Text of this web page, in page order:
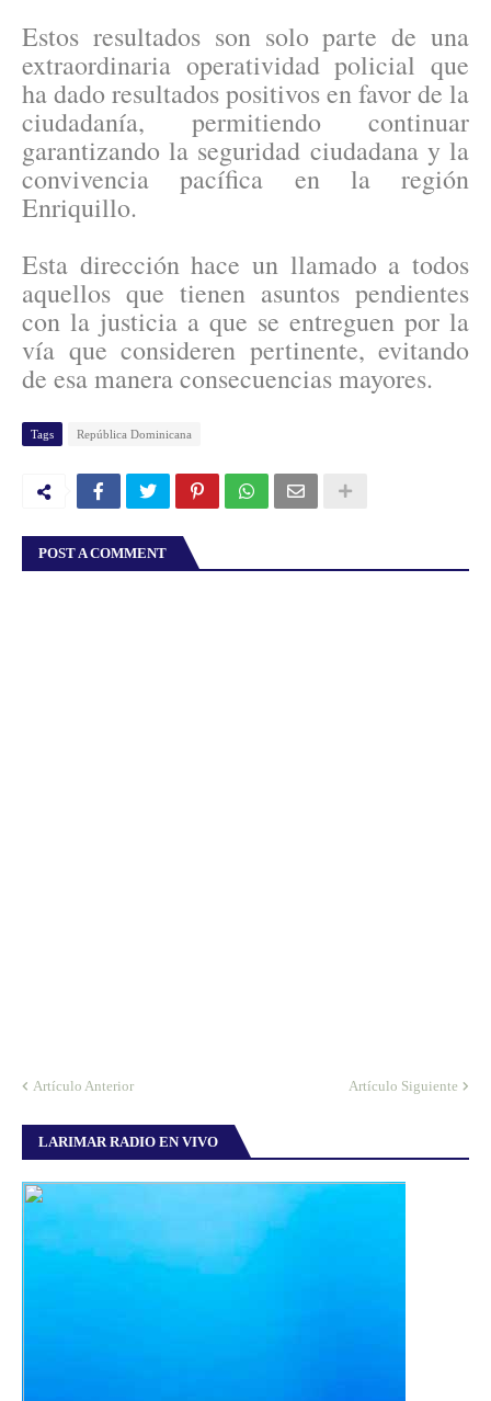
Estos resultados son solo parte de una
extraordinaria operatividad policial que
ha dado resultados positivos en favor de la
ciudadanía, permitiendo continuar
garantizando la seguridad ciudadana y la
convivencia pacífica en la región
Enriquillo.
Esta dirección hace un llamado a todos
aquellos que tienen asuntos pendientes
con la justicia a que se entreguen por la
vía que consideren pertinente, evitando
de esa manera consecuencias mayores.
Tags República Dominicana
POST A COMMENT
Artículo Anterior Artículo Siguiente
LARIMAR RADIO EN VIVO